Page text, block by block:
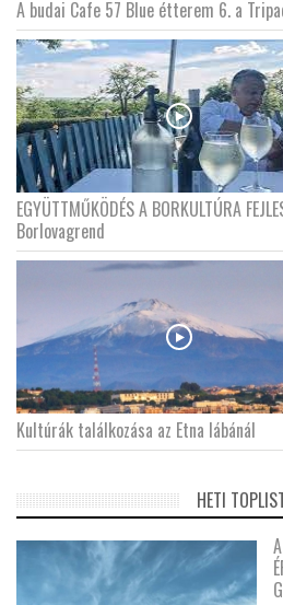
A budai Cafe 57 Blue étterem 6. a
EGYÜTTMŰKÖDÉS A BORKULTÚRA
Borlovagrend
Kultúrák találkozása az Etna lábánál
HETI